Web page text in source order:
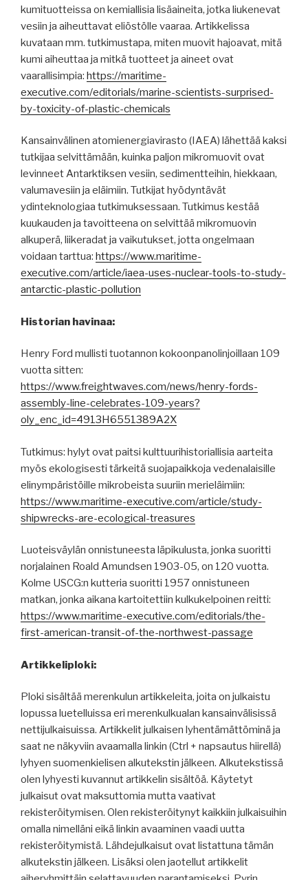
kumituotteissa on kemiallisia lisäaineita, jotka liukenevat
vesiin ja aiheuttavat eliöstölle vaaraa. Artikkelissa
kuvataan mm. tutkimustapa, miten muovit hajoavat, mitä
kumi aiheuttaa ja mitkä tuotteet ja aineet ovat
vaarallisimpia: https://maritime-
executive.com/editorials/marine-scientists-surprised-
by-toxicity-of-plastic-chemicals
Kansainvälinen atomienergiavirasto (IAEA) lähettää kaksi
tutkijaa selvittämään, kuinka paljon mikromuovit ovat
levinneet Antarktiksen vesiin, sedimentteihin, hiekkaan,
valumavesiin ja eläimiin. Tutkijat hyödyntävät
ydinteknologiaa tutkimuksessaan. Tutkimus kestää
kuukauden ja tavoitteena on selvittää mikromuovin
alkuperä, liikeradat ja vaikutukset, jotta ongelmaan
voidaan tarttua: https://www.maritime-
executive.com/article/iaea-uses-nuclear-tools-to-study-
antarctic-plastic-pollution
Historian havinaa:
Henry Ford mullisti tuotannon kokoonpanolinjoillaan 109
vuotta sitten:
https://www.freightwaves.com/news/henry-fords-
assembly-line-celebrates-109-years?
oly_enc_id=4913H6551389A2X
Tutkimus: hylyt ovat paitsi kulttuurihistoriallisia aarteita
myös ekologisesti tärkeitä suojapaikkoja vedenalaisille
elinympäristöille mikrobeista suuriin merieläimiin:
https://www.maritime-executive.com/article/study-
shipwrecks-are-ecological-treasures
Luoteisväylän onnistuneesta läpikulusta, jonka suoritti
norjalainen Roald Amundsen 1903-05, on 120 vuotta.
Kolme USCG:n kutteria suoritti 1957 onnistuneen
matkan, jonka aikana kartoitettiin kulkukelpoinen reitti:
https://www.maritime-executive.com/editorials/the-
first-american-transit-of-the-northwest-passage
Artikkeliploki:
Ploki sisältää merenkulun artikkeleita, joita on julkaistu
lopussa luetelluissa eri merenkulkualan kansainvälisissä
nettijulkaisuissa. Artikkelit julkaisen lyhentämättöminä ja
saat ne näkyviin avaamalla linkin (Ctrl + napsautus hiirellä)
lyhyen suomenkielisen alkutekstin jälkeen. Alkutekstissä
olen lyhyesti kuvannut artikkelin sisältöä. Käytetyt
julkaisut ovat maksuttomia mutta vaativat
rekisteröitymisen. Olen rekisteröitynyt kaikkiin julkaisuihin
omalla nimelläni eikä linkin avaaminen vaadi uutta
rekisteröitymistä. Lähdejulkaisut ovat listattuna tämän
alkutekstin jälkeen. Lisäksi olen jaotellut artikkelit